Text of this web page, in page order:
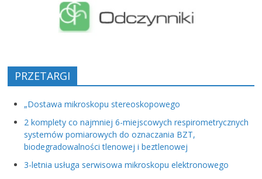
PRZETARGI
„Dostawa mikroskopu stereoskopowego
2 komplety co najmniej 6-miejscowych respirometrycznych
systemów pomiarowych do oznaczania BZT,
biodegradowalności tlenowej i beztlenowej
3-letnia usługa serwisowa mikroskopu elektronowego